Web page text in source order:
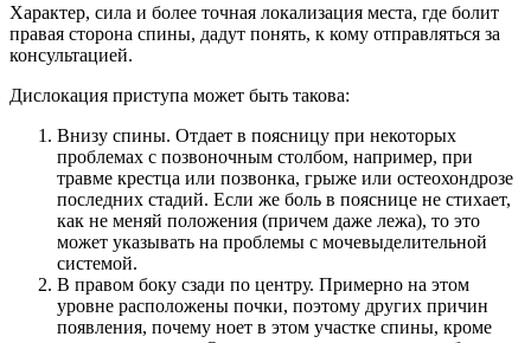
Характер, сила и более точная локализация места, где болит
правая сторона спины, дадут понять, к кому отправляться за
консультацией.
Дислокация приступа может быть такова:
Внизу спины. Отдает в поясницу при некоторых
проблемах с позвоночным столбом, например, при
травме крестца или позвонка, грыже или остеохондрозе
последних стадий. Если же боль в пояснице не стихает,
как не меняй положения (причем даже лежа), то это
может указывать на проблемы с мочевыделительной
системой.
В правом боку сзади по центру. Примерно на этом
уровне расположены почки, поэтому других причин
появления, почему ноет в этом участке спины, кроме